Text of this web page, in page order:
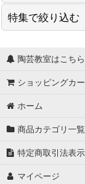
ビアマグ
食器
茶器
酒器
徳利とぐい呑のセッ
特集で絞り込む
陶芸教室はこちら
ショッピングカ
ホーム
商品カテゴリ一覧
特定商取引法表示
マイページ